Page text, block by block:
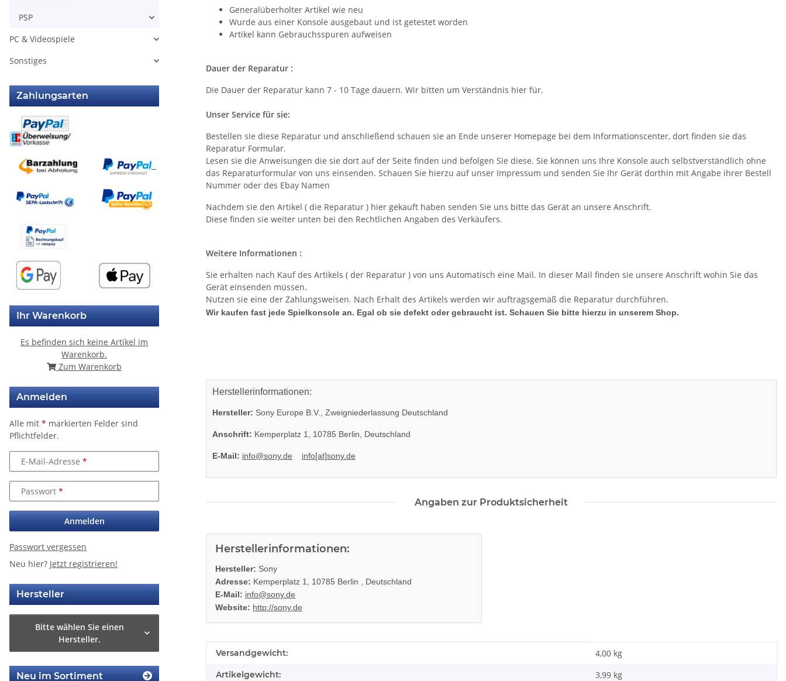
Generalüberholter Artikel wie neu
Wurde aus einer Konsole ausgebaut und ist getestet worden
Artikel kann Gebrauchsspuren aufweisen
Dauer der Reparatur :
Die Dauer der Reparatur kann 7 - 10 Tage dauern. Wir bitten um Verständnis hier für.
Unser Service für sie:
Bestellen sie diese Reparatur und anschließend schauen sie an Ende unserer Homepage bei dem Informationscenter, dort finden sie das
Reparatur Formular.
Lesen sie die Anweisungen die sie dort auf der Seite finden und befolgen Sie diese. Sie können uns Ihre Konsole auch selbstverständlich ohne
das Reparaturformular von uns einsenden. Schauen Sie hierzu auf unser Impressum und senden Sie Ihr Gerät dorthin mit Angabe ihrer Bestell
Nummer oder des Ebay Namen
Nachdem sie den Artikel ( die Reparatur ) hier gekauft haben senden Sie uns bitte das Gerät an unsere Anschrift.
Diese finden sie weiter unten bei den Rechtlichen Angaben des Verkäufers.
Weitere Informationen :
Sie erhalten nach Kauf des Artikels ( der Reparatur ) von uns Automatisch eine Mail. In dieser Mail finden sie unsere Anschrift wohin Sie das
Gerät einsenden müssen.
Nutzen sie eine der Zahlungsweisen. Nach Erhalt des Artikels werden wir auftragsgemäß die Reparatur durchführen.
Wir kaufen fast jede Spielkonsole an. Egal ob sie defekt oder gebraucht ist. Schauen Sie bitte hierzu in unserem Shop.
Herstellerinformationen:
Hersteller: Sony Europe B.V., Zweigniederlassung Deutschland
Anschrift: Kemperplatz 1, 10785 Berlin, Deutschland
E-Mail: info@sony.de info[at]sony.de
Angaben zur Produktsicherheit
Herstellerinformationen:
Hersteller: Sony
Adresse: Kemperplatz 1, 10785 Berlin , Deutschland
E-Mail: info@sony.de
Website: http://sony.de
Produkteigenschaft
Wert
Versandgewicht: 4,00 kg
Artikelgewicht: 3,99 kg
PSP
PC & Videospiele
Sonstiges
Zahlungsarten
Ihr Warenkorb
Es befinden sich keine Artikel im
Warenkorb.
Zum Warenkorb
Anmelden
Alle mit * markierten Felder sind
Pflichtfelder.
E-Mail-Adresse
Passwort
Anmelden
Passwort vergessen
Neu hier? Jetzt registrieren!
Hersteller
Bitte wählen Sie einen
Hersteller.
Neu im Sortiment